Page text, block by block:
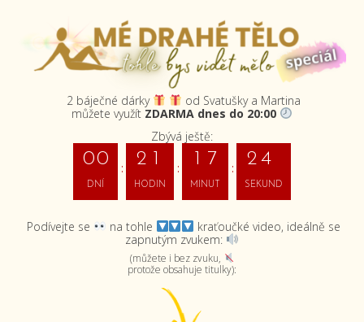
2 báječné dárky
od Svatušky a Martina
můžete využít ZDARMA dnes do 20:00
Zbývá ještě:
00
DNÍ
2 1
HODIN
1 7
MINUT
2 3
SEKUND
Podívejte se na tohle
kraťoučké video, ideálně se
zapnutým zvukem:
(můžete i bez zvuku,
protože obsahuje titulky):